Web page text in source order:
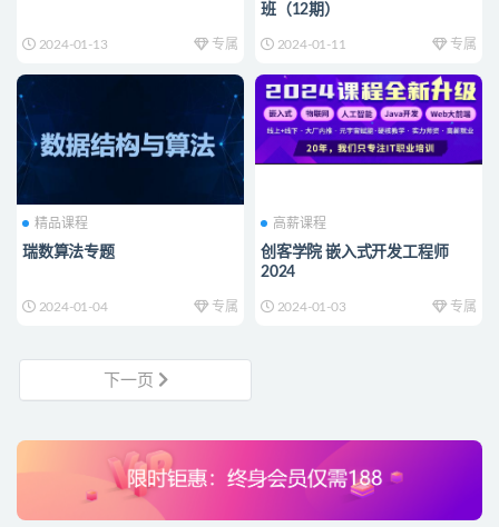
2024-01-13 专属
班（12期）
2024-01-11 专属
精品课程
瑞数算法专题
2024-01-04 专属
高薪课程
创客学院 嵌入式开发工程师
2024
2024-01-03 专属
下一页